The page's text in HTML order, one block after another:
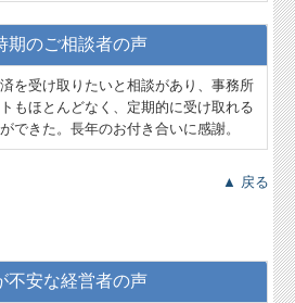
期のご相談者の声
を受け取りたいと相談があり、事務所
もほとんどなく、定期的に受け取れる
できた。長年のお付き合いに感謝。
▲ 戻る
不安な経営者の声